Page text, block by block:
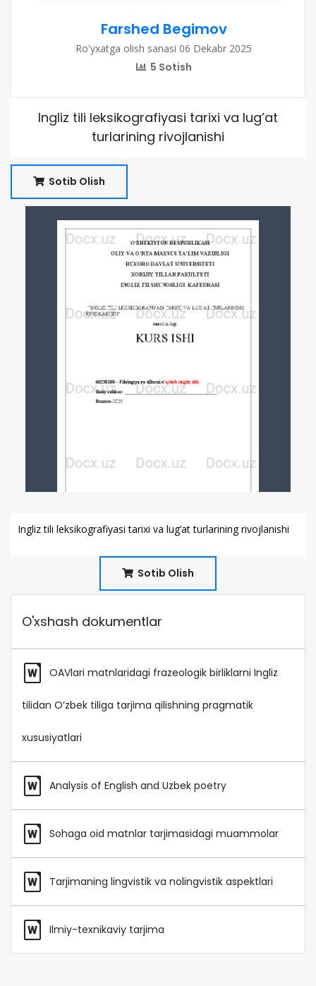
Farshed Begimov
Ro'yxatga olish sanasi 06 Dekabr 2025
5 Sotish
Ingliz tili leksikografiyasi tarixi va lug’at
turlarining rivojlanishi
Sotib Olish
Ingliz tili leksikografiyasi tarixi va lug’at turlarining rivojlanishi
Sotib Olish
O'xshash dokumentlar
OAVlari matnlaridagi frazeologik birliklarni Ingliz
tilidan O‘zbek tiliga tarjima qilishning pragmatik
xususiyatlari
Analysis of English and Uzbek poetry
Sohaga oid matnlar tarjimasidagi muammolar
Tarjimaning lingvistik va nolingvistik aspektlari
Ilmiy-texnikaviy tarjima